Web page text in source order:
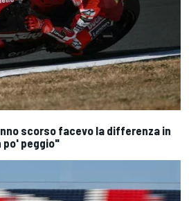
scorso facevo la differenza in
po' peggio"